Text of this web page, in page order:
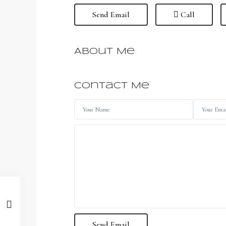
Send Email Call
About Me
Contact Me